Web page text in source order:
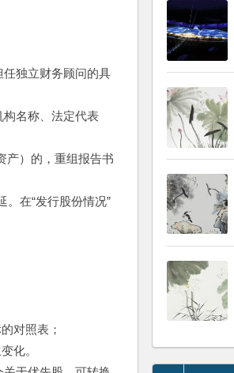
独立财务顾问的具
构名称、法定代表
产）的，重组报告书
。在“发行股份情况”
对照表；
化。